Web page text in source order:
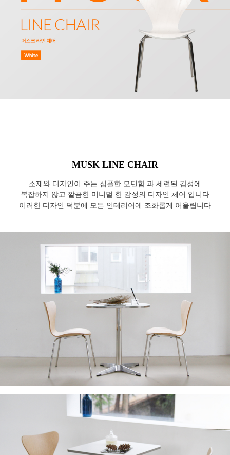
MUSK LINE CHAIR
소재와 디자인이 주는 심플한 모던함 과 세련된 감성에
복잡하지 않고 깔끔한 미니멀 한 감성의 디자인 체어 입니다
이러한 디자인 덕분에 모든 인테리어에 조화롭게 어울립니다